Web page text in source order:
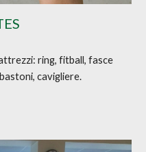
ring, fitball, fasce
cavigliere.